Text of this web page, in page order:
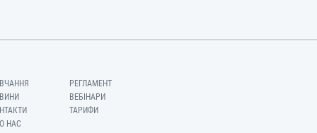
НАС
РЕГЛАМЕНТ
ВЕБІНАРИ
ТАРИФИ